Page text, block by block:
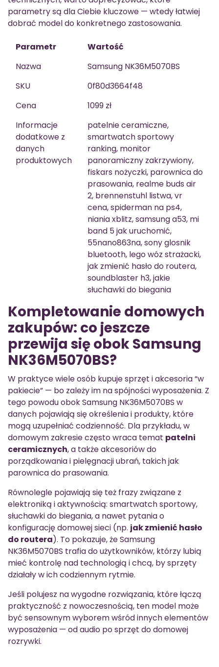
parametry są dla Ciebie kluczowe — wtedy łatwiej
dobrać model do konkretnego zastosowania.
Parametr
Wartość
Nazwa
Samsung NK36M5070BS
SKU
0f80d3664f48
Cena
1099 zł
Informacje
dodatkowe z
danych
produktowych
patelnie ceramiczne,
smartwatch sportowy
ranking, monitor
panoramiczny zakrzywiony,
fiskars nożyczki, parownica do
prasowania, realme buds air
2, brennenstuhl listwa, vr
cena, spiderman na ps4,
niania xblitz, samsung a53, mi
band 5 jak uruchomić,
55nano863na, sony glosnik
bluetooth, lego wóz strażacki,
jak zmienić hasło do routera,
soundblaster h3, jakie
słuchawki do biegania
Kompletowanie domowych
zakupów: co jeszcze
przewija się obok Samsung
NK36M5070BS?
W praktyce wiele osób kupuje sprzęt i akcesoria “w
pakiecie” — bo zależy im na spójności wyposażenia. Z
tego powodu obok Samsung NK36M5070BS w
danych pojawiają się określenia i produkty, które
mogą uzupełniać codzienność. Dla przykładu, w
domowym zakresie często wraca temat patelni
ceramicznych, a także akcesoriów do
porządkowania i pielęgnacji ubrań, takich jak
parownica do prasowania.
Równolegle pojawiają się też frazy związane z
elektroniką i aktywnością: smartwatch sportowy,
słuchawki do biegania, a nawet pytania o
konfigurację domowej sieci (np. jak zmienić hasło
do routera). To pokazuje, że Samsung
NK36M5070BS trafia do użytkowników, którzy lubią
mieć kontrolę nad technologią i chcą, by sprzęty
działały w ich codziennym rytmie.
Jeśli polujesz na wygodne rozwiązania, które łączą
praktyczność z nowoczesnością, ten model może
być sensownym wyborem wśród innych elementów
wyposażenia — od audio po sprzęt do domowej
rozrywki.